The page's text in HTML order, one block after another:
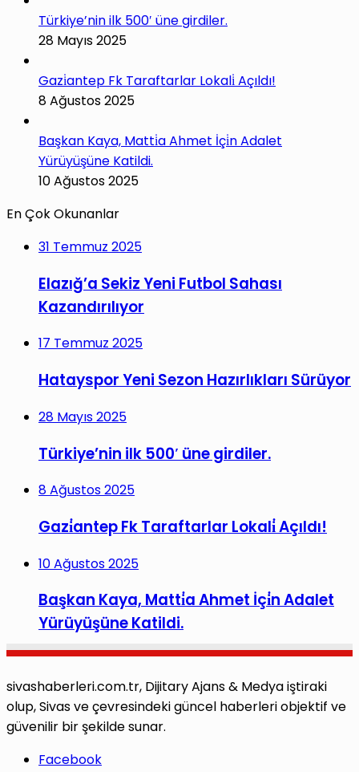
Türkiye’nin ilk 500′ üne girdiler.
28 Mayıs 2025
Gazi̇antep Fk Taraftarlar Lokali̇ Açıldı!
8 Ağustos 2025
Başkan Kaya, Matti̇a Ahmet İçi̇n Adalet
Yürüyüşüne Katildi.
10 Ağustos 2025
En Çok Okunanlar
31 Temmuz 2025
Elazığ’a Sekiz Yeni Futbol Sahası
Kazandırılıyor
17 Temmuz 2025
Hatayspor Yeni Sezon Hazırlıkları Sürüyor
28 Mayıs 2025
Türkiye’nin ilk 500′ üne girdiler.
8 Ağustos 2025
Gazi̇antep Fk Taraftarlar Lokali̇ Açıldı!
10 Ağustos 2025
Başkan Kaya, Matti̇a Ahmet İçi̇n Adalet
Yürüyüşüne Katildi.
sivashaberleri.com.tr, Dijitary Ajans & Medya iştiraki
olup, Sivas ve çevresindeki güncel haberleri objektif ve
güvenilir bir şekilde sunar.
Facebook